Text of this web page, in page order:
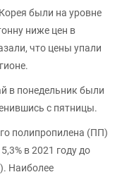
были на уровне
ниже цен в
что цены упали
в понедельник были
с пятницы.
полипропилена (ПП)
в 2021 году до
Наиболее